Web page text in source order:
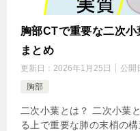
胸部CTで重要な二次
まとめ
更新日： 2026年1月25日 公開
胸部
二次小葉とは？ 二次小葉
る上で重要な肺の末梢の